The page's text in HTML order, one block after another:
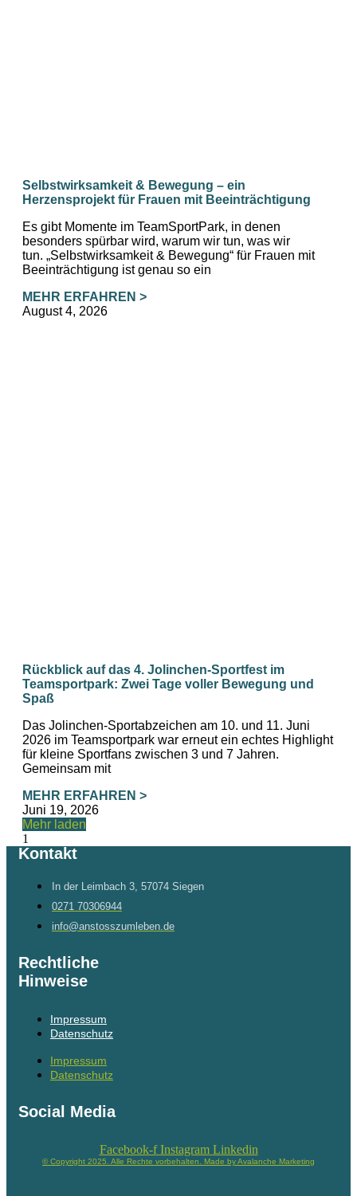
Selbstwirksamkeit & Bewegung – ein
Herzensprojekt für Frauen mit Beeinträchtigung
Es gibt Momente im TeamSportPark, in denen
besonders spürbar wird, warum wir tun, was wir
tun. „Selbstwirksamkeit & Bewegung“ für Frauen mit
Beeinträchtigung ist genau so ein
MEHR ERFAHREN >
August 4, 2026
Rückblick auf das 4. Jolinchen‑Sportfest im
Teamsportpark: Zwei Tage voller Bewegung und
Spaß
Das Jolinchen-Sportabzeichen am 10. und 11. Juni
2026 im Teamsportpark war erneut ein echtes Highlight
für kleine Sportfans zwischen 3 und 7 Jahren.
Gemeinsam mit
MEHR ERFAHREN >
Juni 19, 2026
Mehr laden
Kontakt
In der Leimbach 3, 57074 Siegen
0271 70306944
info@anstosszumleben.de
Rechtliche
Hinweise
Impressum
Datenschutz
Impressum
Datenschutz
Social Media
Facebook-f Instagram Linkedin
© Copyright 2025. Alle Rechte vorbehalten. Made by Avalanche Marketing